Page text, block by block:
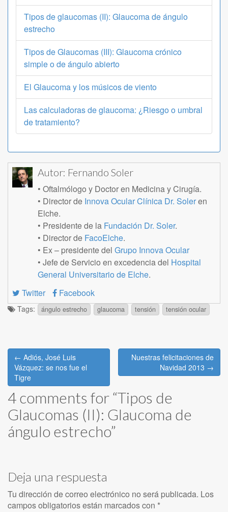
Tipos de glaucomas (II): Glaucoma de ángulo
estrecho
Tipos de Glaucomas (III): Glaucoma crónico
simple o de ángulo abierto
El Glaucoma y los músicos de viento
Las calculadoras de glaucoma: ¿Riesgo o umbral
de tratamiento?
Autor: Fernando Soler
• Oftalmólogo y Doctor en Medicina y Cirugía.
• Director de Innova Ocular Clínica Dr. Soleren
Elche.
• Presidente de la Fundación Dr. Soler.
• Director de FacoElche.
• Ex – presidente delGrupo Innova Ocular
• Jefe de Servicio en excedencia del Hospital
General Universitario de Elche.
Twitter
Facebook
Tags: ángulo estrecho glaucoma tensión tensión ocular
Post
navigation
← Adiós, José Luis
Vázquez: se nos fue el
Tigre
Nuestras felicitaciones de
Navidad 2013 →
4 comments for “Tipos de
Glaucomas (II): Glaucoma de
ángulo estrecho”
Deja una respuesta
Tu dirección de correo electrónico no será publicada. Los
campos obligatorios están marcados con *